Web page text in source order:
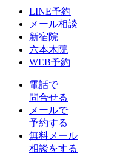
LINE予約
メール相談
新宿院
六本木院
WEB予約
電話で
問合せる
メールで
予約する
無料メール
相談をする